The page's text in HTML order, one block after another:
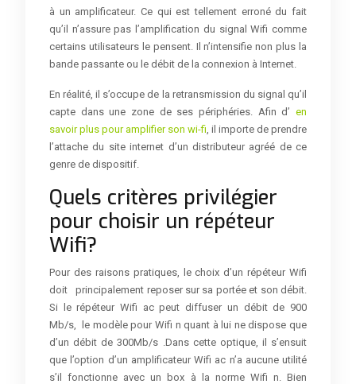
à un amplificateur. Ce qui est tellement erroné du fait
qu’il n’assure pas l’amplification du signal Wifi comme
certains utilisateurs le pensent. Il n’intensifie non plus la
bande passante ou le débit de la connexion à Internet.
En réalité, il s’occupe de la retransmission du signal qu’il
capte dans une zone de ses périphéries. Afin d’ en
savoir plus pour amplifier son wi-fi, il importe de prendre
l’attache du site internet d’un distributeur agréé de ce
genre de dispositif.
Quels critères privilégier
pour choisir un répéteur
Wifi?
Pour des raisons pratiques, le choix d’un répéteur Wifi
doit principalement reposer sur sa portée et son débit.
Si le répéteur Wifi ac peut diffuser un débit de 900
Mb/s, le modèle pour Wifi n quant à lui ne dispose que
d’un débit de 300Mb/s .Dans cette optique, il s’ensuit
que l’option d’un amplificateur Wifi ac n’a aucune utilité
s’il fonctionne avec un box à la norme Wifi n. Bien